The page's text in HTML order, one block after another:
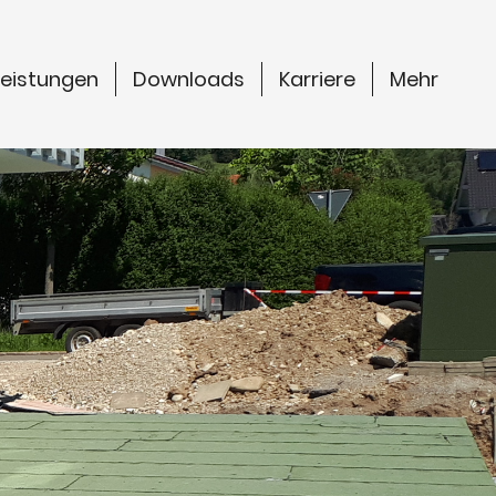
Downloads Karriere Mehr